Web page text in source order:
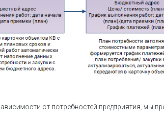
от потребностей предприятия, мы